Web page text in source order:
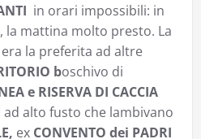
in orari impossibili: in
la mattina molto presto. La
era la preferita ad altre
boschivo di
e RISERVA DI CACCIA
ad alto fusto che lambivano
ex CONVENTO dei PADRI